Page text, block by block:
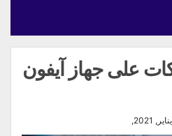
على جهاز آيفون